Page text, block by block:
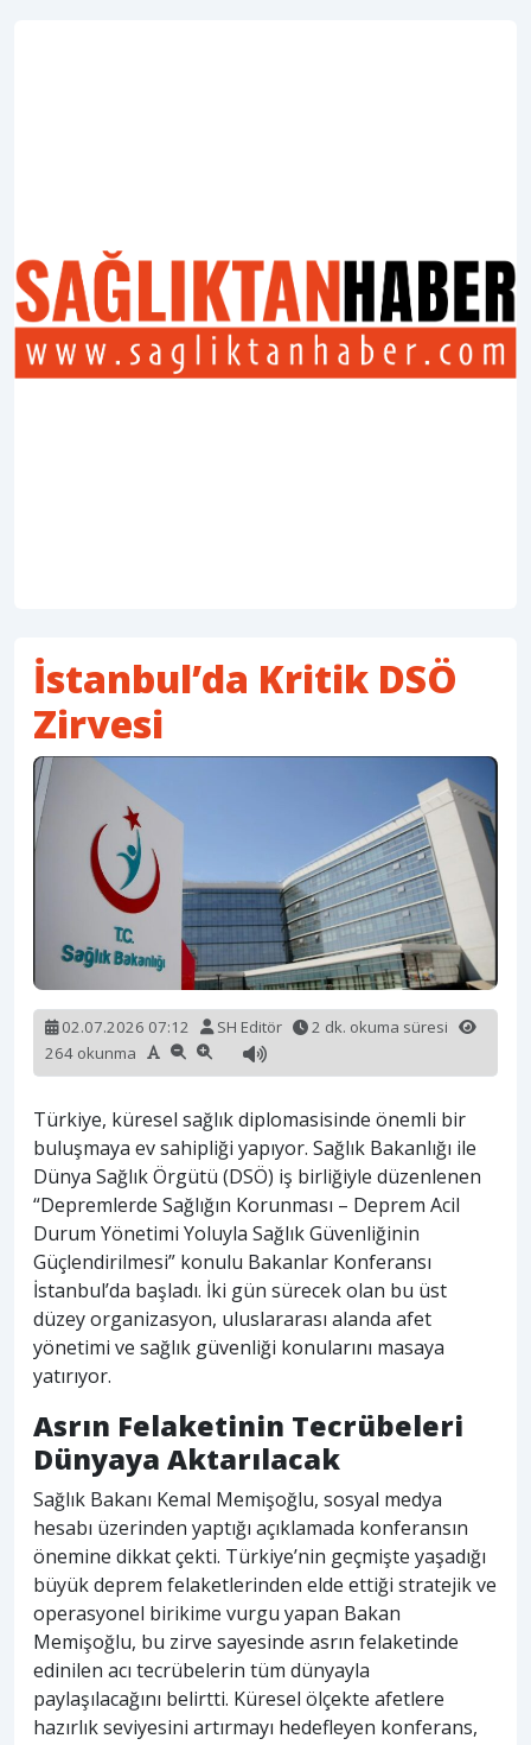
İstanbul’da Kritik DSÖ
Zirvesi
02.07.2026 07:12 SH Editör
2 dk. okuma süresi
264 okunma
Türkiye, küresel sağlık diplomasisinde önemli bir
buluşmaya ev sahipliği yapıyor. Sağlık Bakanlığı ile
Dünya Sağlık Örgütü (DSÖ) iş birliğiyle düzenlenen
“Depremlerde Sağlığın Korunması – Deprem Acil
Durum Yönetimi Yoluyla Sağlık Güvenliğinin
Güçlendirilmesi” konulu Bakanlar Konferansı
İstanbul’da başladı. İki gün sürecek olan bu üst
düzey organizasyon, uluslararası alanda afet
yönetimi ve sağlık güvenliği konularını masaya
yatırıyor.
Asrın Felaketinin Tecrübeleri
Dünyaya Aktarılacak
Sağlık Bakanı Kemal Memişoğlu, sosyal medya
hesabı üzerinden yaptığı açıklamada konferansın
önemine dikkat çekti. Türkiye’nin geçmişte yaşadığı
büyük deprem felaketlerinden elde ettiği stratejik ve
operasyonel birikime vurgu yapan Bakan
Memişoğlu, bu zirve sayesinde asrın felaketinde
edinilen acı tecrübelerin tüm dünyayla
paylaşılacağını belirtti. Küresel ölçekte afetlere
hazırlık seviyesini artırmayı hedefleyen konferans,